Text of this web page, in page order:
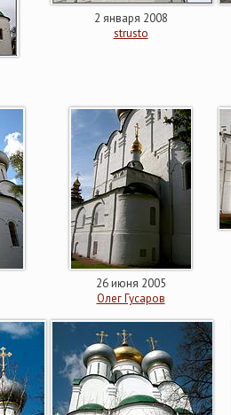
2 января 2008
strusto
26 июня 2005
Олег Гусаров